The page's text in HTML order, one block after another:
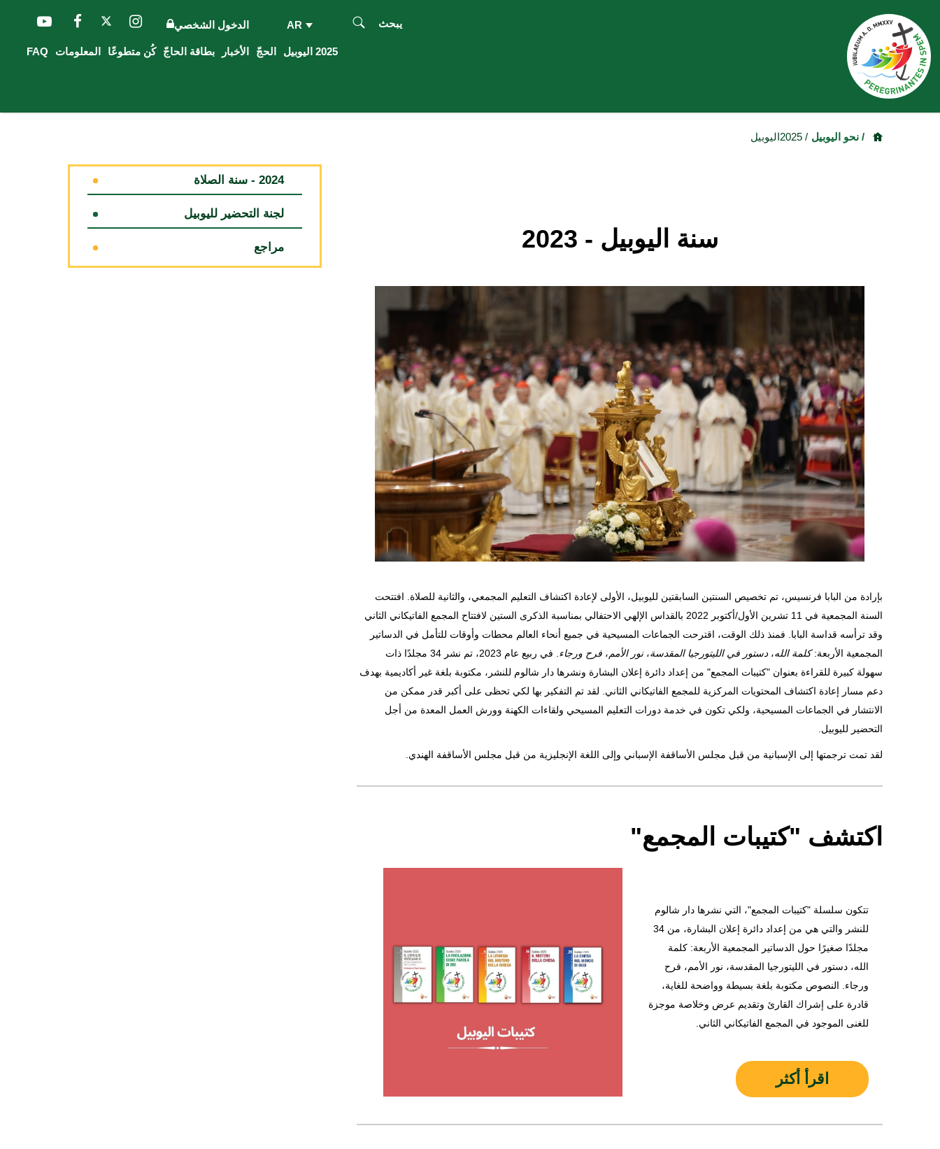
الدخول الشخصي AR يبحث
2025 اليوبيل الحجّ الأخبار بطاقة الحاجّ كُن متطوعًا المعلومات FAQ
/ 2025اليوبيل / نحو اليوبيل
سنة اليوبيل - 2023
بإرادة من البابا فرنسيس، تم تخصيص السنتين السابقتين لليوبيل، الأولى لإعادة اكتشاف التعليم المجمعي، والثانية للصلاة. افتتحت
السنة المجمعية في 11 تشرين الأول/أكتوبر 2022 بالقداس الإلهي الاحتفالي بمناسبة الذكرى الستين لافتتاح المجمع الفاتيكاني الثاني
وقد ترأسه قداسة البابا. فمنذ ذلك الوقت، اقترحت الجماعات المسيحية في جميع أنحاء العالم محطات وأوقات للتأمل في الدساتير
المجمعية الأربعة:كلمة الله،دستور في الليتورجيا المقدسة،نور الأمم،فرح ورجاء
. في ربيع عام 2023، تم نشر 34 مجلدًا ذات
سهولة كبيرة للقراءة بعنوان "كتيبات المجمع" من إعداد دائرة إعلان البشارة ونشرها دار شالوم للنشر، مكتوبة بلغة غير أكاديمية بهدف
دعم مسار إعادة اكتشاف المحتويات المركزية للمجمع الفاتيكاني الثاني. لقد تم التفكير بها لكي تحظى على أكبر قدر ممكن من
الانتشار في الجماعات المسيحية، ولكي تكون في خدمة دورات التعليم المسيحي ولقاءات الكهنة وورش العمل المعدة من أجل
التحضير لليوبيل.
لقد تمت ترجمتها إلى الإسبانية من قبل مجلس الأساقفة الإسباني وإلى اللغة الإنجليزية من قبل مجلس الأساقفة الهندي.
اكتشف "كتيبات المجمع"
تتكون سلسلة "كتيبات المجمع"، التي نشرها دار شالوم
للنشر والتي هي من إعداد دائرة إعلان البشارة، من 34
مجلدًا صغيرًا حول الدساتير المجمعية الأربعة: كلمة
الله، دستور في الليتورجيا المقدسة، نور الأمم، فرح
ورجاء. النصوص مكتوبة بلغة بسيطة وواضحة للغاية،
قادرة على إشراك القارئ وتقديم عرض وخلاصة موجزة
للغنى الموجود في المجمع الفاتيكاني الثاني.
اقرأ أكثر
2024 - سنة الصلاة
لجنة التحضير لليوبيل
مراجع